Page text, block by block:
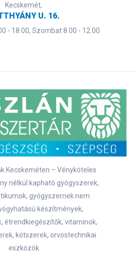
Kecskemét,
U. 16.
- 18.00, Szombat 8.00 - 12.00
Kecskeméten – Vényköteles
nélkül kapható gyógyszerek,
gyógyszernek nem
készítmények,
étrendkiegészítők, vitaminok,
kötszerek, orvostechnikai
eszközök